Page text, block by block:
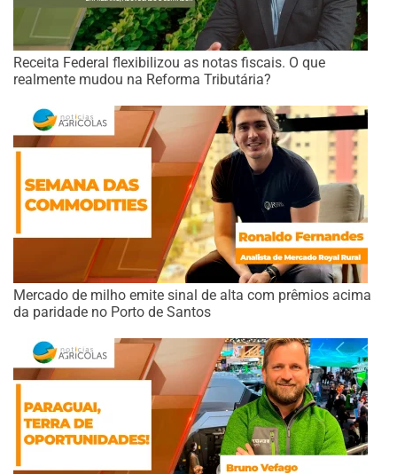
Receita Federal flexibilizou as notas fiscais. O que
realmente mudou na Reforma Tributária?
Mercado de milho emite sinal de alta com prêmios acima
da paridade no Porto de Santos